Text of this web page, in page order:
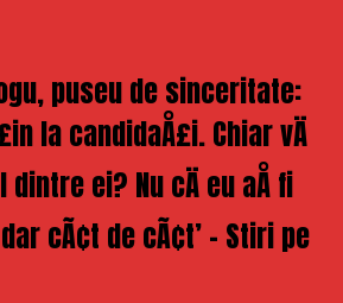
puseu de sinceritate:
la candidaÅ£i. Chiar vÄ
ei? Nu cÄ eu aÅ fi
cÃ¢t de cÃ¢t’ – Stiri pe